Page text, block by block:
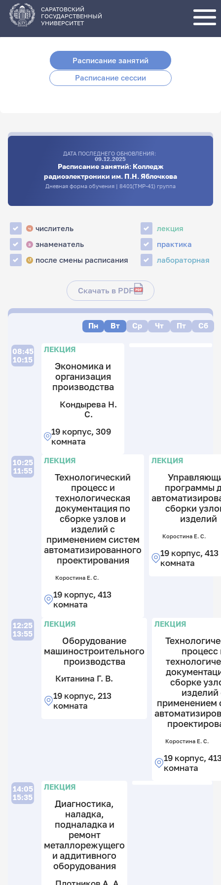
основному
содержанию
САРАТОВСКИЙ
ГОСУДАРСТВЕННЫЙ
УНИВЕРСИТЕТ
Расписание занятий
Расписание сессии
ДАТА ПОСЛЕДНЕГО ОБНОВЛЕНИЯ:
09.12.2025
Расписание занятий: Колледж
радиоэлектроники им. П.Н. Яблочкова
Дневная форма обучения | 8401(TMP-41) группа
ч числитель
з знаменатель
↺ после смены расписания
лекция
практика
лабораторная
Скачать в PDF
Пн Вт Ср Чт Пт Сб
08:45
10:15
ЛЕКЦИЯ
Экономика и
организация
производства
Кондырева Н.
С.
19 корпус, 309
комната
19
10:25
11:55
ЛЕКЦИЯ
Технологический
процесс и
технологическая
документация по
сборке узлов и
изделий с
применением систем
автоматизированного
проектирования
Коростина Е. С.
19 корпус, 413
комната
ЛЕКЦИЯ
программы
сборки
изделий
Коростина Е. С.
19 корпус, 413
комната
12:25
13:55
ЛЕКЦИЯ
Оборудование
машиностроительного
производства
Китанина Г. В.
19 корпус, 213
комната
ЛЕКЦИЯ
процесс
сборке
изделий
применением
Коростина Е. С.
19 корпус,
комната
14:05
15:35
ЛЕКЦИЯ
Диагностика,
наладка,
подналадка и
ремонт
металлорежущего
и аддитивного
оборудования